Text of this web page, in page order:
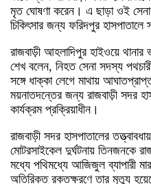
মৃত ঘোষণা করেন। এ ছাড়া ওই
চিকিৎসার জন্য ফরিদপুর হাসপাতালে
রাজবাড়ী আহলাদিপুর হাইওয়ে থানার
শেখ বলেন, নিহত সেনা সদস্য
সঙ্গে ধাক্কা লেগে মাথায়
ময়নাতদন্তের জন্য রাজবাড়ী সদর
কার্যক্রম প্রক্রিয়াধীন।
রাজবাড়ী সদর হাসপাতালের
মোটরসাইকেল দুর্ঘটনায় তিনজনকে
মধ্যে পথিমধ্যে আজিজুল ব্যাপারী
অতিরিক্ত রক্তক্ষরণে তার মৃত্যু